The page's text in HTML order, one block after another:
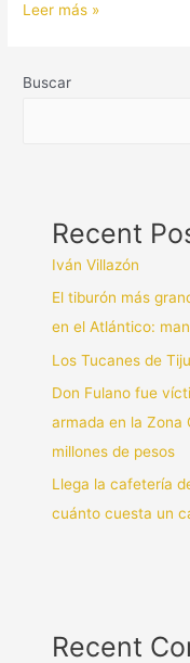
Leer más »
Buscar
Recent
Iván Villazón
El tiburón más
en el Atlántico:
Los Tucanes de
Don Fulano fue
armada en la Zona
millones de pesos
Llega la cafetería
cuánto cuesta un
Recent